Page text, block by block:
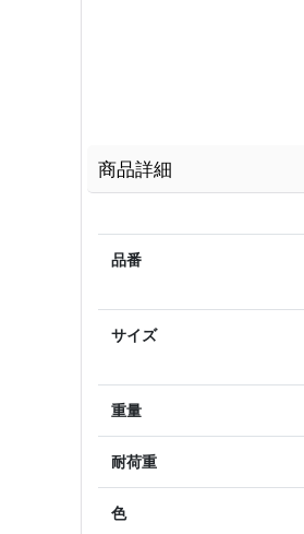
商品詳細
品番
サイズ
重量
耐荷重
色